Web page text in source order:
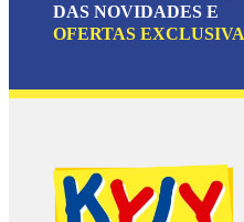
DAS NOVIDADES E
OFERTAS